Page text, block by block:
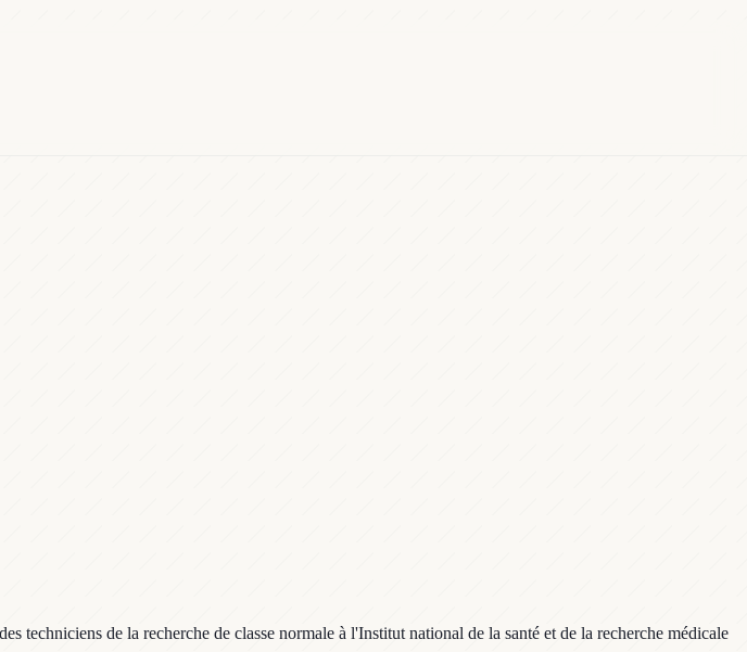
techniciens de la recherche de classe normale à l'Institut national de la santé et de la recherche médicale